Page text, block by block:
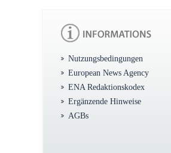
Nutzungsbedingungen
European News Agency
ENA Redaktionskodex
Ergänzende Hinweise
AGBs